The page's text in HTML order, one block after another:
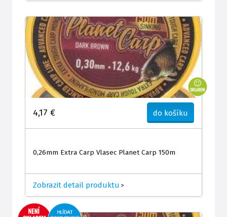
4,17 € do košíku
0,26mm Extra Carp Vlasec Planet Carp 150m
Zobrazit detail produktu >